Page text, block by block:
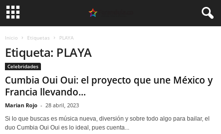
Inicio Etiquetas PLAYA
Etiqueta: PLAYA
Celebridades
Cumbia Oui Oui: el proyecto que une México y
Francia llevando...
Marian Rojo - 28 abril, 2023
Si lo que buscas es música nueva, diversión y sobre todo algo para bailar, el
duo Cumbia Oui Oui es lo ideal, pues cuenta...